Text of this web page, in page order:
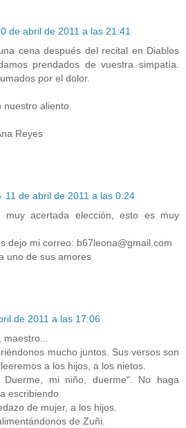
de abril de 2011 a las 21:41
cena después del recital en Diablos
prendados de vuestra simpatía.
por el dolor.
nuestro aliento.
Reyes
11 de abril de 2011 a las 0:24
muy acertada elección, esto es muy
dejo mi correo: b67leona@gmail.com
uno de sus amores
de 2011 a las 17:06
maestro...
mucho juntos. Sus versos son
a los hijos, a los nietos.
mi niño, duerme". No haga
escribiendo.
de mujer, a los hijos.
de Zuñi.